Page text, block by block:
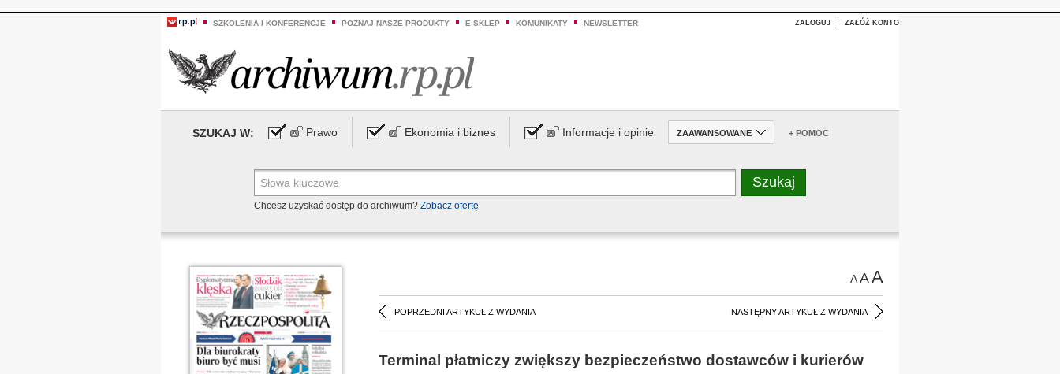
SZKOLENIA I KONFERENCJE POZNAJ NASZE PRODUKTY E-SKLEP KOMUNIKATY NEWSLETTER ZALOGUJ ZAŁÓŻ KONTO
SZUKAJ W: Prawo Ekonomia i biznes Informacje i opinie ZAAWANSOWANE + POMOC
Chcesz uzyskać dostęp do archiwum? Zobacz ofertę
AAA
POPRZEDNI ARTYKUŁ Z WYDANIA NASTĘPNY ARTYKUŁ Z WYDANIA
Terminal płatniczy zwiększy bezpieczeństwo dostawców i kurierów